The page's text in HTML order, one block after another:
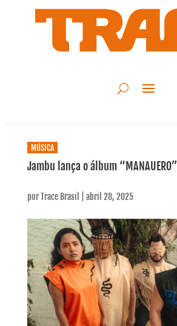
MÚSICA
Jambu lança o álbum “MANAUERO”
porTrace Brasil abril 28, 2025